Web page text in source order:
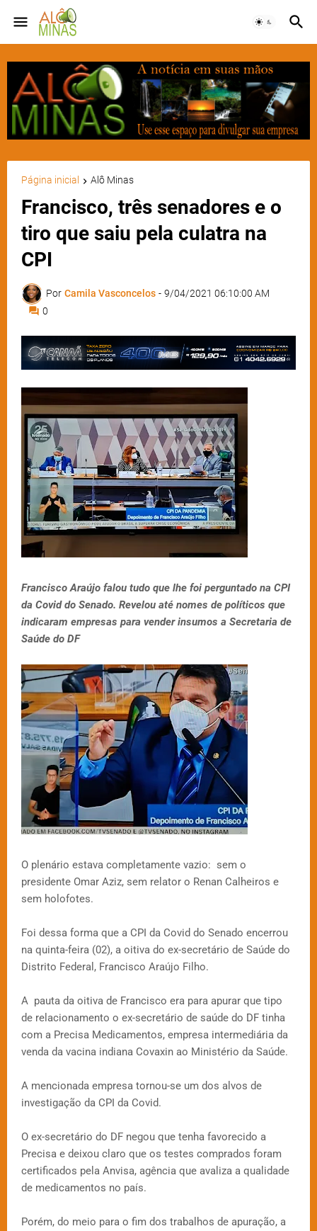
Página inicial Alô Minas
Francisco, três senadores e o
tiro que saiu pela culatra na
CPI
Por Camila Vasconcelos - 9/04/2021 06:10:00 AM
0
Francisco Araújo falou tudo que lhe foi perguntado na CPI
da Covid do Senado. Revelou até nomes de políticos que
indicaram empresas para vender insumos a Secretaria de
Saúde do DF
O plenário estava completamente vazio: sem o
presidente Omar Aziz, sem relator o Renan Calheiros e
sem holofotes.
Foi dessa forma que a CPI da Covid do Senado encerrou
na quinta-feira (02), a oitiva do ex-secretário de Saúde do
Distrito Federal, Francisco Araújo Filho.
A pauta da oitiva de Francisco era para apurar que tipo
de relacionamento o ex-secretário de saúde do DF tinha
com a Precisa Medicamentos, empresa intermediária da
venda da vacina indiana Covaxin ao Ministério da Saúde.
A mencionada empresa tornou-se um dos alvos de
investigação da CPI da Covid.
O ex-secretário do DF negou que tenha favorecido a
Precisa e deixou claro que os testes comprados foram
certificados pela Anvisa, agência que avaliza a qualidade
de medicamentos no país.
Porém, do meio para o fim dos trabalhos de apuração, a